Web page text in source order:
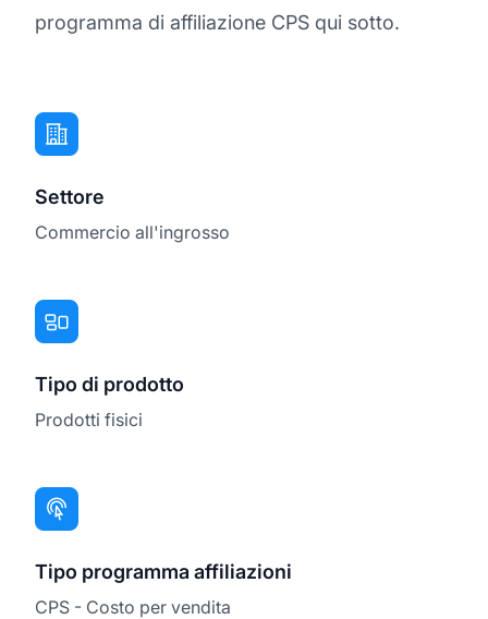
programma di affiliazione CPS qui sotto.
Settore
Commercio all'ingrosso
Tipo di prodotto
Prodotti fisici
Tipo programma affiliazioni
CPS - Costo per vendita